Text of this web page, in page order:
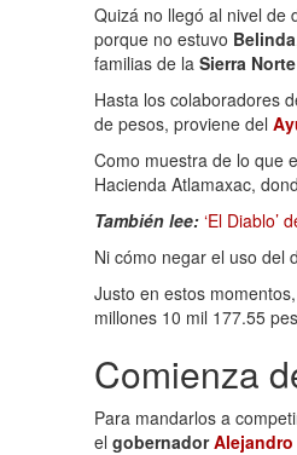
Quizá no llegó al nivel de
porque no estuvo Belinda
familias de la Sierra
Hasta los colaboradores
de pesos, proviene del
Como muestra de lo que
Hacienda Atlamaxac,
También lee: ‘El
Ni cómo negar el uso del
Justo en estos
millones 10 mil 177.55
Comienza
Para mandarlos a
el gobernadorAlejandro